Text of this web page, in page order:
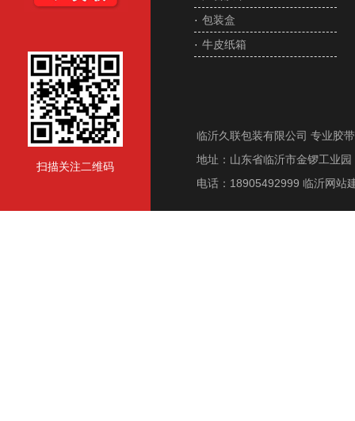
扫描关注二维码
· 包装盒
· 牛皮纸箱
临沂久联包装有限公司 专业胶
地址：山东省临沂市金锣工业
电话：18905492999 临沂网站